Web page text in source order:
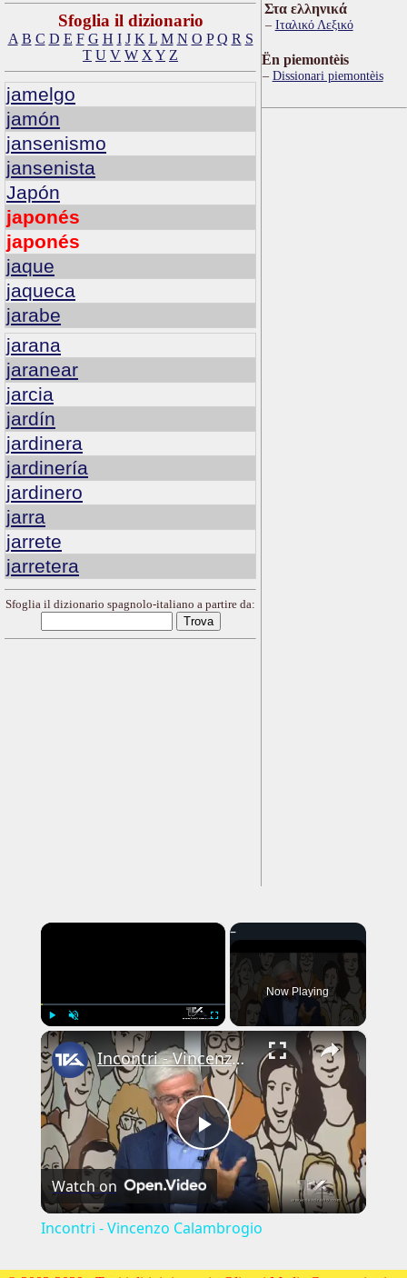
Sfoglia il dizionario
A B C D E F G H I J K L M N O P Q R S
T U V W X Y Z
jamelgo
jamón
jansenismo
jansenista
Japón
japonés
japonés
jaque
jaqueca
jarabe
jarana
jaranear
jarcia
jardín
jardinera
jardinería
jardinero
jarra
jarrete
jarretera
Sfoglia il dizionario spagnolo-italiano a partire da:
Στα ελληνικά
Ιταλικό Λεξικό
Ën piemontèis
Dissionari piemontèis
×
Play Fullscreen
Now Playing
×
Play
Video
Incontri - Vincenzo Calambrogio
Watch on
Incontri - Vincenzo Calambrogio